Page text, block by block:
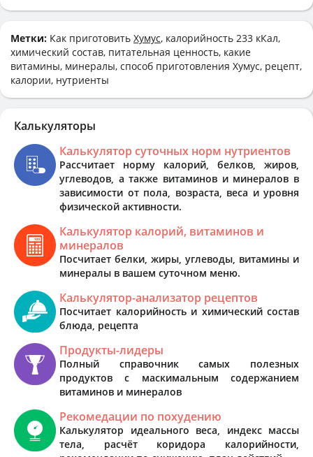
Метки: Как приготовить Хумус, калорийность 233 кКал,
химический состав, питательная ценность, какие
витамины, минералы, способ приготовления Хумус, рецепт,
калории, нутриенты
Калькуляторы
Калькулятор суточных норм нутриентов
Рассчитает норму калорий, белков, жиров,
углеводов, а также витаминов и минералов в
зависимости от пола, возраста, веса и уровня
физической активности.
Калькулятор калорий, витаминов и
минералов
Посчитает белки, жиры, углеводы, витамины и
минералы в вашем суточном меню.
Калькулятор-анализатор рецептов
Посчитает калорийность и химический состав
блюда, рецепта
Продукты-лидеры
Полный справочник самых полезных
продуктов с маскимальным содержанием
витаминов и минералов
Рекомедации по похудению
Калькулятор идеального веса, индекс массы
тела, расчёт коридора калорийности,